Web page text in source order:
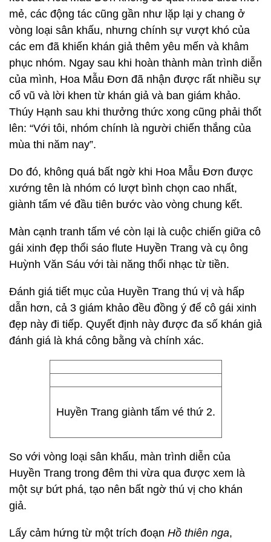
mẻ, các động tác cũng gần như lặp lại y chang ở
vòng loại sân khấu, nhưng chính sự vượt khó của
các em đã khiến khán giả thêm yêu mến và khâm
phục nhóm. Ngay sau khi hoàn thành màn trình diễn
của mình, Hoa Mẫu Đơn đã nhận được rất nhiều sự
cổ vũ và lời khen từ khán giả và ban giám khảo.
Thúy Hạnh sau khi thưởng thức xong cũng phải thốt
lên: “Với tôi, nhóm chính là người chiến thắng của
mùa thi năm nay”.
Do đó, không quá bất ngờ khi Hoa Mẫu Đơn được
xướng tên là nhóm có lượt bình chọn cao nhất,
giành tấm vé đầu tiên bước vào vòng chung kết.
Màn cạnh tranh tấm vé còn lại là cuộc chiến giữa cô
gái xinh đẹp thổi sáo flute Huyền Trang và cụ ông
Huỳnh Văn Sáu với tài năng thổi nhạc từ tiền.
Đánh giá tiết mục của Huyền Trang thú vị và hấp
dẫn hơn, cả 3 giám khảo đều đồng ý để cô gái xinh
đẹp này đi tiếp. Quyết định này được đa số khán giả
đánh giá là khá công bằng và chính xác.
Huyền Trang giành tấm vé thứ 2.
So với vòng loại sân khấu, màn trình diễn của
Huyền Trang trong đêm thi vừa qua được xem là
một sự bứt phá, tạo nên bất ngờ thú vị cho khán
giả.
Lấy cảm hứng từ một trích đoạn Hồ thiên nga,